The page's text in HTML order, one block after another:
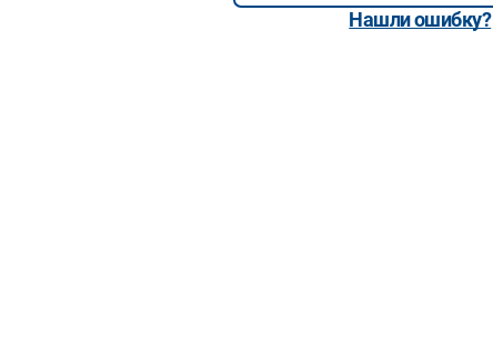
Нашли ошибку?